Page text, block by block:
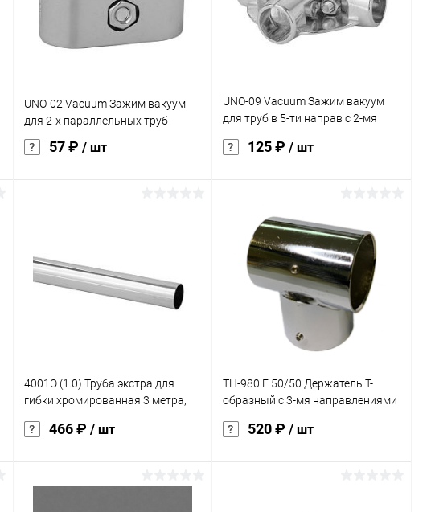
UNO-02 Vacuum Зажим вакуум
для 2-х параллельных труб
57 ₽ / шт
Купить в 1 клик
В избранное Под заказ
UNO-09 Vacuum Зажим вакуум
для труб в 5-ти направ с 2-мя
125 ₽/ шт
Купить в 1 клик Сравнение
В избранное Под заказ
4001Э (1.0) Труба экстра для
гибки хромированная 3 метра,
мм
466 ₽ / шт
TH-980.E 50/50 Держатель Т-
образный c 3-мя направлениями
520 ₽/ шт